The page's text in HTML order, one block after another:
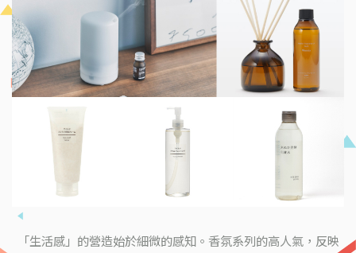
「生活感」的營造始於細微的感知。香氛系列的高人氣，反映